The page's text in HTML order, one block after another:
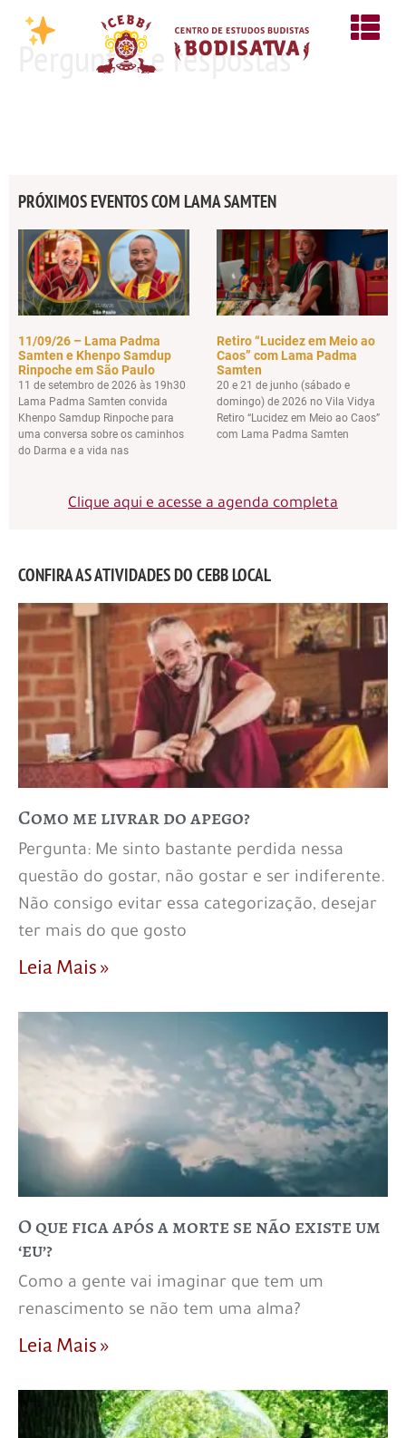
Perguntas e respostas
PRÓXIMOS EVENTOS COM LAMA SAMTEN
11/09/26 – Lama Padma
Samten e Khenpo Samdup
Rinpoche em São Paulo
11 de setembro de 2026 às 19h30
Lama Padma Samten convida
Khenpo Samdup Rinpoche para
uma conversa sobre os caminhos
do Darma e a vida nas
Retiro “Lucidez em Meio ao
Caos” com Lama Padma
Samten
20 e 21 de junho (sábado e
domingo) de 2026 no Vila Vidya
Retiro “Lucidez em Meio ao Caos”
com Lama Padma Samten
Clique aqui e acesse a agenda completa
CONFIRA AS ATIVIDADES DO CEBB LOCAL
Como me livrar do apego?
Pergunta: Me sinto bastante perdida nessa
questão do gostar, não gostar e ser indiferente.
Não consigo evitar essa categorização, desejar
ter mais do que gosto
Leia Mais »
O que fica após a morte se não existe um
‘eu’?
Como a gente vai imaginar que tem um
renascimento se não tem uma alma?
Leia Mais »